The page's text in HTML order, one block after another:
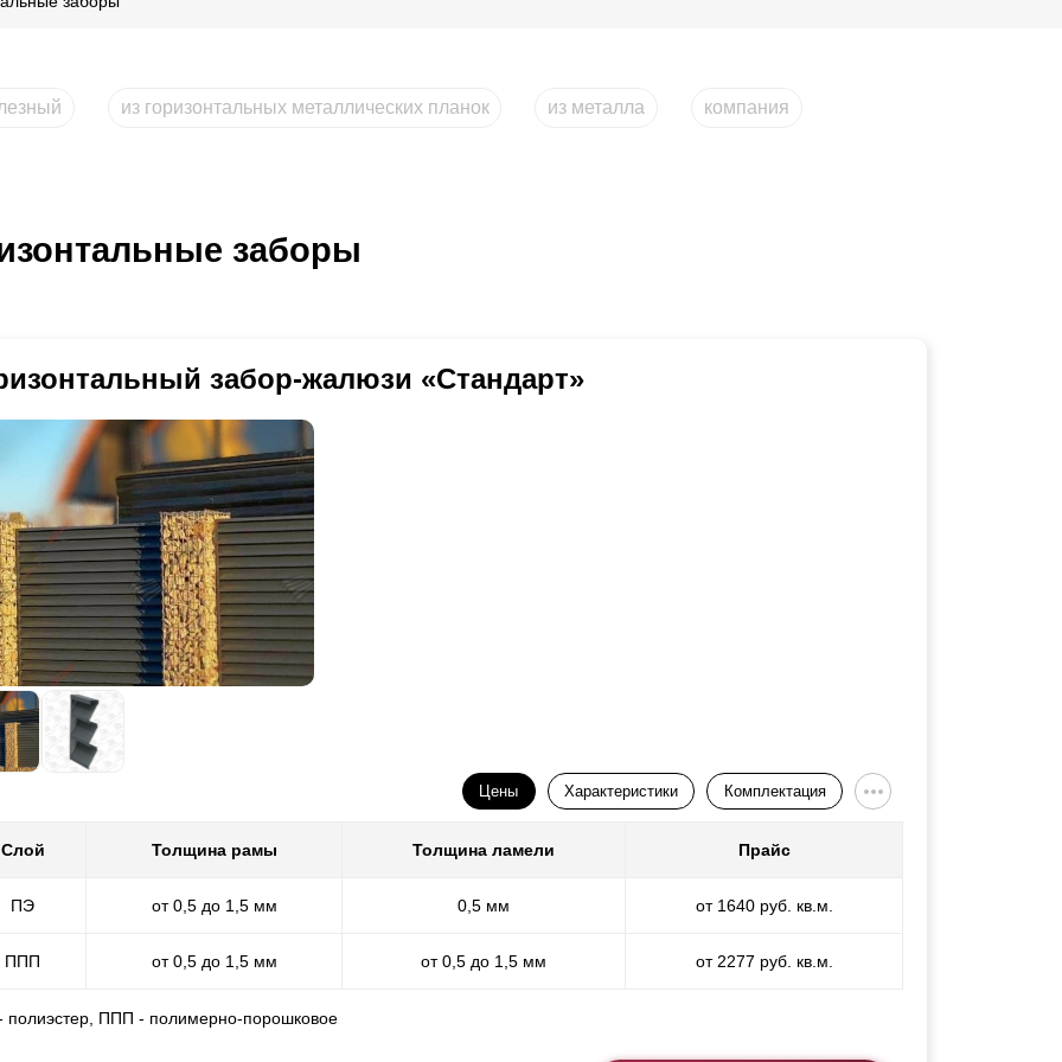
из горизонтальных металлических планок из металла компания
заборы
забор-жалюзи «Стандарт»
Цены Характеристики Комплектация
Слой Толщина рамы Толщина ламели Прайс
ПЭ от 0,5 до 1,5 мм 0,5 мм от 1640 руб. кв.м.
ППП от 0,5 до 1,5 мм от 0,5 до 1,5 мм от 2277 руб. кв.м.
полиэстер, ППП - полимерно-порошковое